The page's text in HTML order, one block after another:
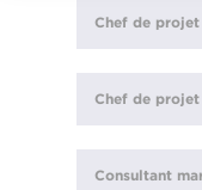
Chef de
Chef de
Consultant